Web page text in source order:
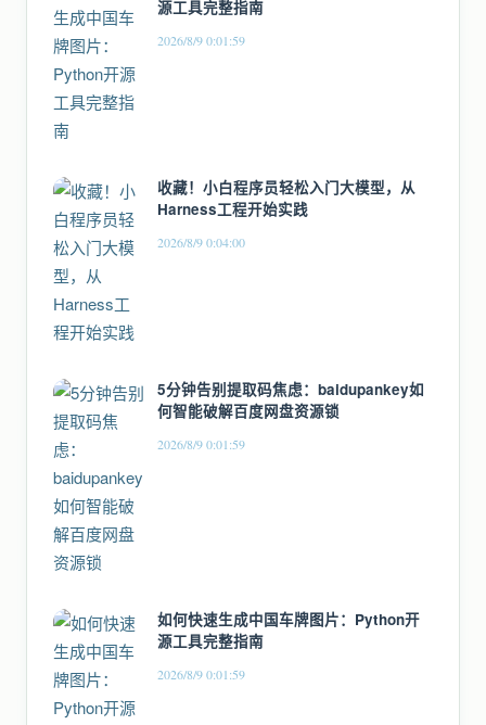
源工具完整指南
2026/8/9 0:01:59
收藏！小白程序员轻松入门大模型，从
Harness工程开始实践
2026/8/9 0:04:00
5分钟告别提取码焦虑：baidupankey如
何智能破解百度网盘资源锁
2026/8/9 0:01:59
如何快速生成中国车牌图片：Python开
源工具完整指南
2026/8/9 0:01:59